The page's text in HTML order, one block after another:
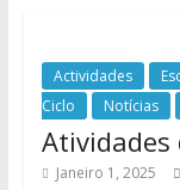
Actividades
Ciclo
Notícias
Atividades
Janeiro 1, 2025